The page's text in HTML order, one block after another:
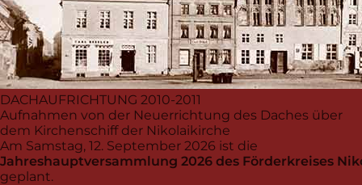
DACHAUFRICHTUNG 2010-2011
Aufnahmen von der Neuerrichtung des Daches über
dem Kirchenschiff der Nikolaikirche
Am Samstag, 12. September 2026 ist die
Jahreshauptversammlung 2026 des Förderkreises
geplant.